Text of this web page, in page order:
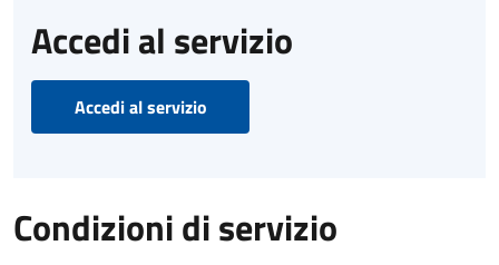
Accedi al servizio
Accedi al servizio
Condizioni di servizio